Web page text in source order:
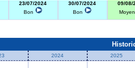
23/07/2024
Bon
30/07/2024
Bon
09/08/
2024 2025